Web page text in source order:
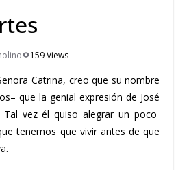
159 Views
Catrina, creo que su nombre
que la genial expresión de José
Tal vez él quiso alegrar un poco
tenemos que vivir antes de que